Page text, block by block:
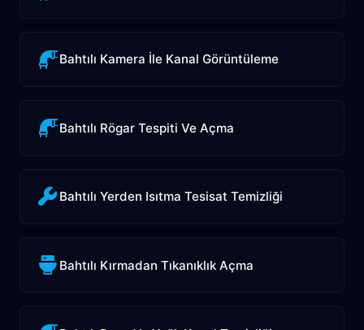
Bahtılı Kamera İle Kanal Görüntüleme
Bahtılı Rögar Tespiti Ve Açma
Bahtılı Yerden Isıtma Tesisat Temizliği
Bahtılı Kırmadan Tıkanıklık Açma